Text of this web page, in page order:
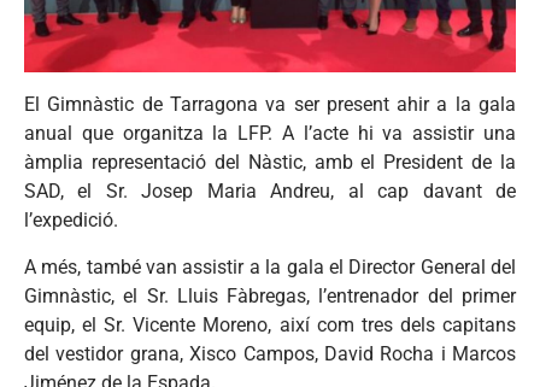
El Gimnàstic de Tarragona va ser present ahir a la gala
anual que organitza la LFP. A l’acte hi va assistir una
àmplia representació del Nàstic, amb el President de la
SAD, el Sr. Josep Maria Andreu, al cap davant de
l’expedició.
A més, també van assistir a la gala el Director General del
Gimnàstic, el Sr. Lluis Fàbregas, l’entrenador del primer
equip, el Sr. Vicente Moreno, així com tres dels capitans
del vestidor grana, Xisco Campos, David Rocha i Marcos